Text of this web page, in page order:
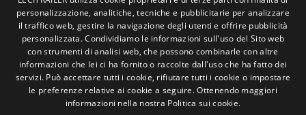
Gestire i cookie
Contatto
Camino de los Huertos, S/N. Apdo 100 .
50620 - Casetas (Zaragoza) Spagna
ENGLISH
ITALIAN
PORTUGUESE
personalizzazione, analitiche, tecniche e pubblicitarie per analizzare
il traffico web, gestire la navigazione degli utenti e offrire pubblicità
personalizzata. Condividiamo le informazioni sull'uso del Sito web
con strumenti di analisi web, che possono combinarle con altre
informazioni che lei ci ha fornito o raccolte dall'uso che ha fatto dei
servizi. Può accettare tutti i cookie, rifiutare tutti i cookie o impostare
le preferenze relative ai cookie a seguire. Ottenendo maggiori
informazioni nella nostra Politica sui cookie.